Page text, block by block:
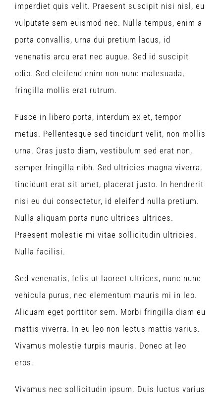
imperdiet quis velit. Praesent suscipit nisi nisl, eu
vulputate sem euismod nec. Nulla tempus, enim a
porta convallis, urna dui pretium lacus, id
venenatis arcu erat nec augue. Sed id suscipit
odio. Sed eleifend enim non nunc malesuada,
fringilla mollis erat rutrum.
Fusce in libero porta, interdum ex et, tempor
metus. Pellentesque sed tincidunt velit, non mollis
urna. Cras justo diam, vestibulum sed erat non,
semper fringilla nibh. Sed ultricies magna viverra,
tincidunt erat sit amet, placerat justo. In hendrerit
nisi eu dui consectetur, id eleifend nulla pretium.
Nulla aliquam porta nunc ultrices ultrices.
Praesent molestie mi vitae sollicitudin ultricies.
Nulla facilisi.
Sed venenatis, felis ut laoreet ultrices, nunc nunc
vehicula purus, nec elementum mauris mi in leo.
Aliquam eget porttitor sem. Morbi fringilla diam eu
mattis viverra. In eu leo non lectus mattis varius.
Vivamus molestie turpis mauris. Donec at leo
eros.
Vivamus nec sollicitudin ipsum. Duis luctus varius